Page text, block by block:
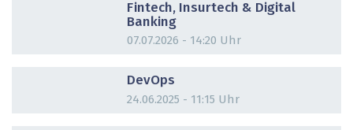
Fintech, Insurtech & Digital
Banking
07.07.2026 - 14:20 Uhr
DevOps
24.06.2025 - 11:15 Uhr